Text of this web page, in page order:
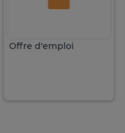
Offre d'emploi